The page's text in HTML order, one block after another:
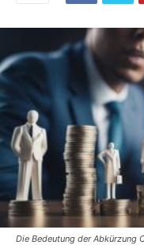
Die Bedeutung der Abkürzung